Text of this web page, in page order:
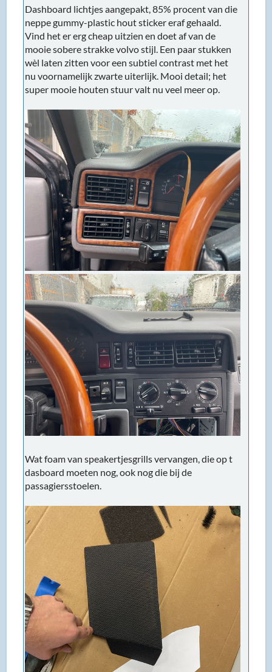
Dashboard lichtjes aangepakt, 85% procent van die
neppe gummy-plastic hout sticker eraf gehaald.
Vind het er erg cheap uitzien en doet af van de
mooie sobere strakke volvo stijl. Een paar stukken
wèl laten zitten voor een subtiel contrast met het
nu voornamelijk zwarte uiterlijk. Mooi detail; het
super mooie houten stuur valt nu veel meer op.
Wat foam van speakertjesgrills vervangen, die op t
dasboard moeten nog, ook nog die bij de
passagiersstoelen.